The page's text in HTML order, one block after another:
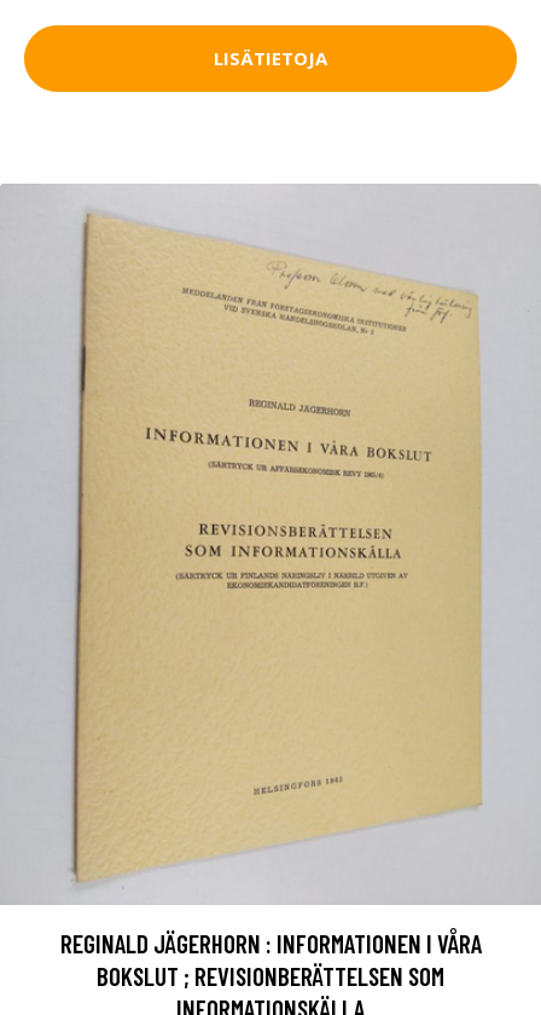
LISÄTIETOJA
REGINALD JÄGERHORN : INFORMATIONEN I VÅRA
BOKSLUT ; REVISIONBERÄTTELSEN SOM
INFORMATIONSKÄLLA